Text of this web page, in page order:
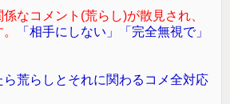
なコメント(荒らし)が散見され、
「相手にしない」「完全無視で」
ら荒らしとそれに関わるコメ全対応